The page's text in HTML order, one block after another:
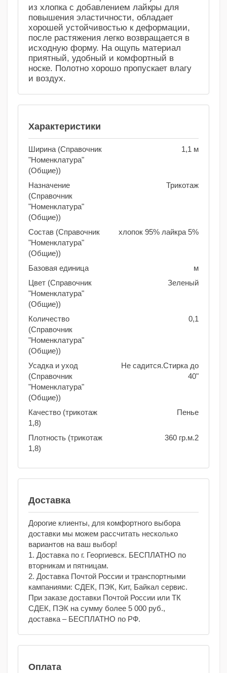
из хлопка с добавлением лайкры для
повышения эластичности, обладает
хорошей устойчивостью к деформации,
после растяжения легко возвращается в
исходную форму. На ощупь материал
приятный, удобный и комфортный в
носке. Полотно хорошо пропускает влагу
и воздух.
Характеристики
Ширина (Справочник
"Номенклатура"
(Общие))
1,1 м
Назначение
(Справочник
"Номенклатура"
(Общие))
Трикотаж
Состав (Справочник
"Номенклатура"
(Общие))
хлопок 95% лайкра 5%
Базовая единица
м
Цвет (Справочник
"Номенклатура"
(Общие))
Зеленый
Количество
(Справочник
"Номенклатура"
(Общие))
0,1
Усадка и уход
(Справочник
"Номенклатура"
(Общие))
Не садится.Стирка до
40"
Качество (трикотаж
1,8)
Пенье
Плотность (трикотаж
1,8)
360 гр.м.2
Доставка
Дорогие клиенты, для комфортного выбора
доставки мы можем рассчитать несколько
вариантов на ваш выбор!
1. Доставка по г. Георгиевск. БЕСПЛАТНО по
вторникам и пятницам.
2. Доставка Почтой России и транспортными
кампаниями: СДЕК, ПЭК, Кит, Байкал сервис.
При заказе доставки Почтой России или ТК
СДЕК, ПЭК на сумму более 5 000 руб.,
доставка – БЕСПЛАТНО по РФ.
Оплата